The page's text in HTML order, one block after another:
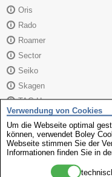
Oris
Rado
Roamer
Sector
Seiko
Skagen
TAG Heuer
Tissot
Zenith
Citizen 4-S73460
Verwendung von Cookies
Um die Webseite optimal
können, verwendet Boley
Webseite stimmen Sie der
Informationen finden Sie in